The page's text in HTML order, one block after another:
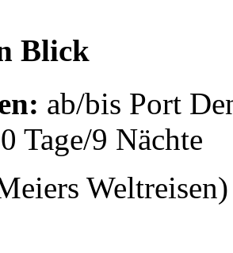
Blick
ab/bis Port
Tage/9 Nächte
Weltreisen)